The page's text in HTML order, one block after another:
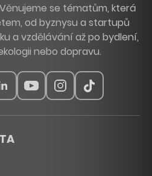
se tématům, která
od byznysu a startupů
a vzdělávání až po bydlení,
nebo dopravu.